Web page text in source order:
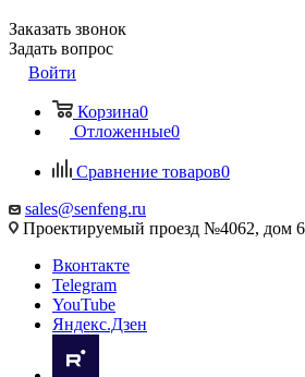
Заказать звонок
Задать вопрос
Войти
Корзина0
Отложенные0
Сравнение товаров0
sales@senfeng.ru
Проектируемый проезд №4062, дом 6
Вконтакте
Telegram
YouTube
Яндекс.Дзен